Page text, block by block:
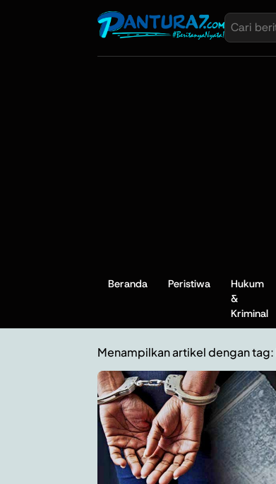
Beranda Peristiwa
Hukum
&
Kriminal
Menampilkan artikel dengan tag: